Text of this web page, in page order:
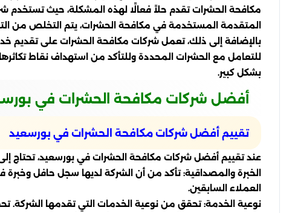
مكافحة الحشرات تقدم حلاً فعالًا لهذه المشكلة، حيث
المتقدمة المستخدمة في مكافحة الحشرات، يتم التخلص من
بالإضافة إلى ذلك، تعمل شركات مكافحة الحشرات على تقديم
للتعامل مع الحشرات المحددة وللتأكد من استهداف نقاط
بشكل كبير.
أفضل شركات مكافحة الحشرات في
تقييم أفضل شركات مكافحة الحشرات في بورسعيد
عند تقييم أفضل شركات مكافحة الحشرات في بورسعيد، تحتاج
الخبرة والمصداقية: تأكد من أن الشركة لديها سجل حافل
العملاء السابقين.
نوعية الخدمة: تحقق من نوعية الخدمات التي تقدمها الشركة.